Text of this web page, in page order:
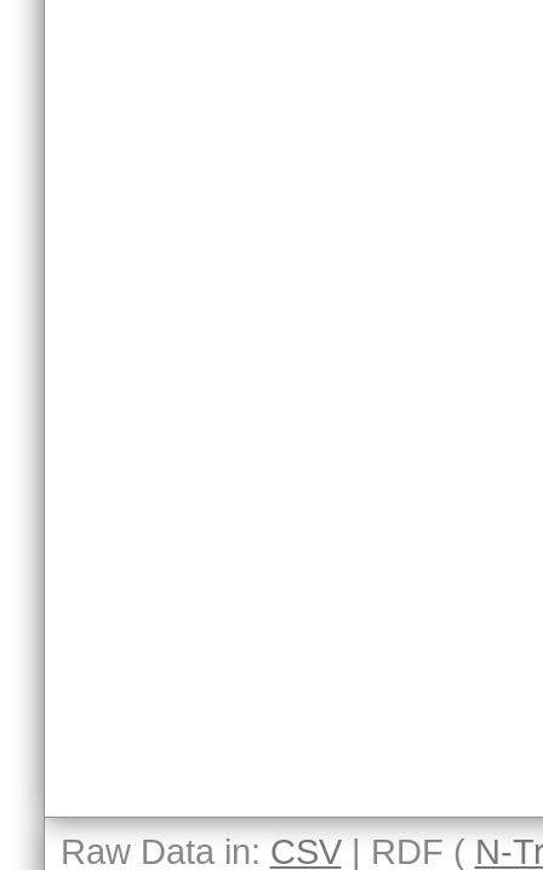
Raw Data in: CSV| RDF ( N-